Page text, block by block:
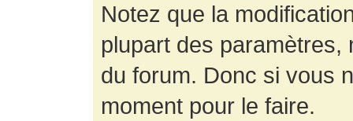
Notez que la
plupart des paramètres,
du forum. Donc si vous
moment pour le faire.